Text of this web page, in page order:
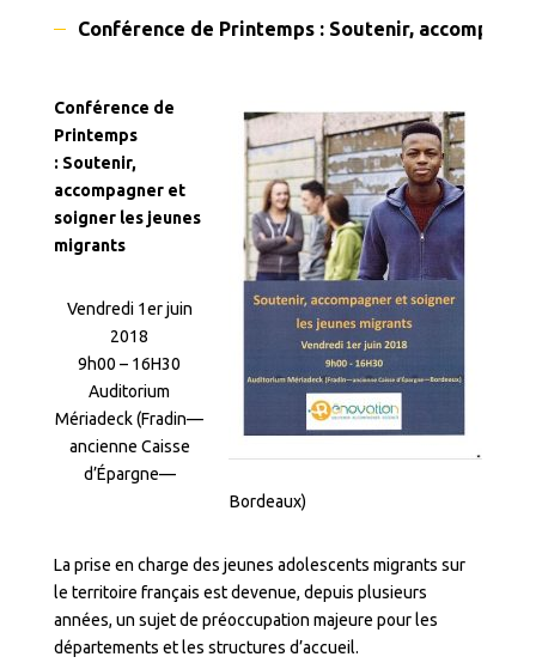
Conférence de Printemps : Soutenir,
Conférence de
Printemps
: Soutenir,
accompagner et
soigner les jeunes
migrants
Vendredi 1er juin
2018
9h00 – 16H30
Auditorium
Mériadeck (Fradin—
ancienne Caisse
d’Épargne—
Bordeaux)
La prise en charge des jeunes adolescents migrants sur
le territoire français est devenue, depuis plusieurs
années, un sujet de préoccupation majeure pour les
départements et les structures d’accueil.